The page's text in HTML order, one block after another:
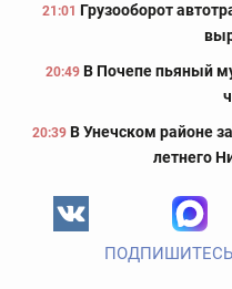
21:01 Грузооборот
20:49 В Почепе пьяный
20:39 В Унечском районе
летнего
ПОДПИШИТЕСЬ